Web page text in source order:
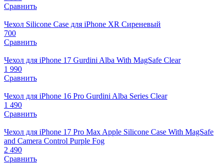
Сравнить
Чехол Silicone Case для iPhone XR Сиреневый
700
Сравнить
Чехол для iPhone 17 Gurdini Alba With MagSafe Clear
1 990
Сравнить
Чехол для iPhone 16 Pro Gurdini Alba Series Clear
1 490
Сравнить
Чехол для iPhone 17 Pro Max Apple Silicone Case With MagSafe
and Camera Control Purple Fog
2 490
Сравнить